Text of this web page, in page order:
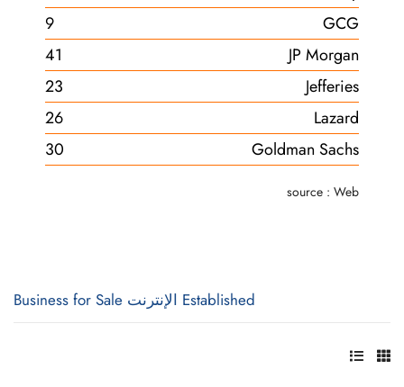
GCG
9
JP Morgan
41
Jefferies
23
Lazard
26
Goldman Sachs
30
source : Web
Established الإنترنت Business for Sale